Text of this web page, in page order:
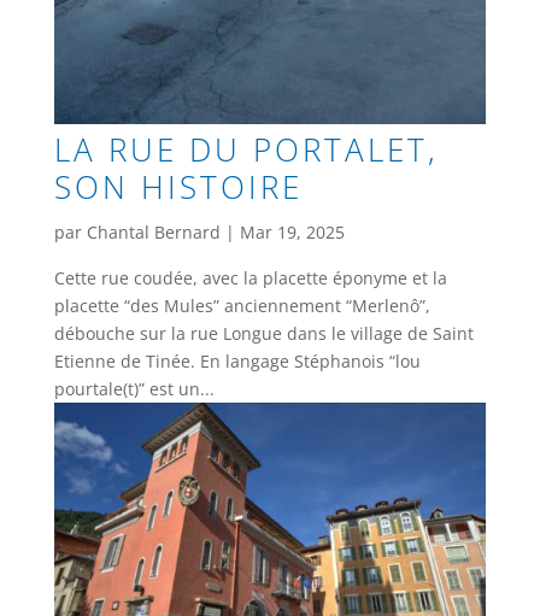
LA RUE DU PORTALET,
SON HISTOIRE
par Chantal Bernard | Mar 19, 2025
Cette rue coudée, avec la placette éponyme et la
placette “des Mules” anciennement “Merlenô”,
débouche sur la rue Longue dans le village de Saint
Etienne de Tinée. En langage Stéphanois “lou
pourtale(t)” est un...